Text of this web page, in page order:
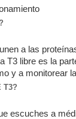
a las
T3 libre es la
y a monitorear
T3?
escuches a